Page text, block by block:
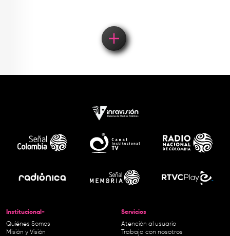
Institucional-
Quiénes Somos
Misión y Visión
Servicios
Atención al usuario
Trabaja con nosotros